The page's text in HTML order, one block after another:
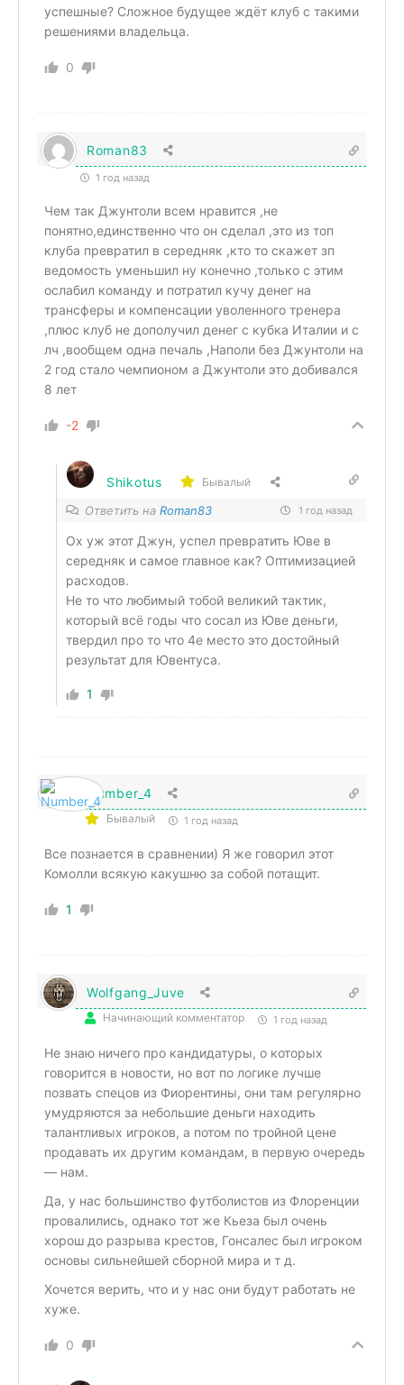
успешные? Сложное будущее ждёт клуб с такими
решениями владельца.
0
Roman83
1 год назад
Чем так Джунтоли всем нравится ,не
понятно,единственно что он сделал ,это из топ
клуба превратил в середняк ,кто то скажет зп
ведомость уменьшил ну конечно ,только с этим
ослабил команду и потратил кучу денег на
трансферы и компенсации уволенного тренера
,плюс клуб не дополучил денег с кубка Италии и с
лч ,вообщем одна печаль ,Наполи без Джунтоли на
2 год стало чемпионом а Джунтоли это добивался
8 лет
-2
Shikotus Бывалый
Ответить на Roman83 1 год назад
Ох уж этот Джун, успел превратить Юве в
середняк и самое главное как? Оптимизацией
расходов.
Не то что любимый тобой великий тактик,
который всё годы что сосал из Юве деньги,
твердил про то что 4е место это достойный
результат для Ювентуса.
1
Number_4
Бывалый 1 год назад
Все познается в сравнении) Я же говорил этот
Комолли всякую какушню за собой потащит.
1
Wolfgang_Juve
Начинающий комментатор 1 год назад
Не знаю ничего про кандидатуры, о которых
говорится в новости, но вот по логике лучше
позвать спецов из Фиорентины, они там регулярно
умудряются за небольшие деньги находить
талантливых игроков, а потом по тройной цене
продавать их другим командам, в первую очередь
— нам.
Да, у нас большинство футболистов из Флоренции
провалились, однако тот же Кьеза был очень
хорош до разрыва крестов, Гонсалес был игроком
основы сильнейшей сборной мира и т д.
Хочется верить, что и у нас они будут работать не
хуже.
0